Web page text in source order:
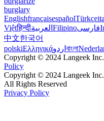
burglary
EnglishfrançaisespañolTürkçe
Việtहिन्दीالعربية Filipinoفارسی
中文한국어
polskiΕλληνικάاردو বাংলা
Copyright © 2024 Langeek
Policy
Copyright © 2024 Langeek Inc.
All Rights Reserved
Privacy Policy